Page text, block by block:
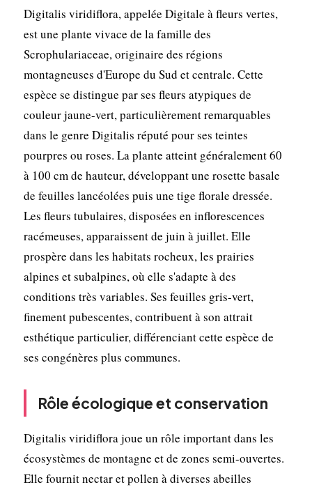
Digitalis viridiflora, appelée Digitale à fleurs vertes,
est une plante vivace de la famille des
Scrophulariaceae, originaire des régions
montagneuses d'Europe du Sud et centrale. Cette
espèce se distingue par ses fleurs atypiques de
couleur jaune-vert, particulièrement remarquables
dans le genre Digitalis réputé pour ses teintes
pourpres ou roses. La plante atteint généralement 60
à 100 cm de hauteur, développant une rosette basale
de feuilles lancéolées puis une tige florale dressée.
Les fleurs tubulaires, disposées en inflorescences
racémeuses, apparaissent de juin à juillet. Elle
prospère dans les habitats rocheux, les prairies
alpines et subalpines, où elle s'adapte à des
conditions très variables. Ses feuilles gris-vert,
finement pubescentes, contribuent à son attrait
esthétique particulier, différenciant cette espèce de
ses congénères plus communes.
Rôle écologique et conservation
Digitalis viridiflora joue un rôle important dans les
écosystèmes de montagne et de zones semi-ouvertes.
Elle fournit nectar et pollen à diverses abeilles